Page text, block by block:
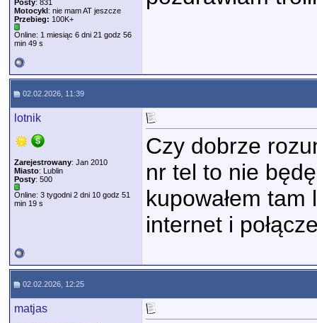
Posty: 831
Motocykl: nie mam AT jeszcze
Przebieg: 100K+
Online: 1 miesiąc 6 dni 21 godz 56
min 49 s
02.02.2026, 11:39
lotnik
Zarejestrowany: Jan 2010
Miasto: Lublin
Posty: 500
Online: 3 tygodni 2 dni 10 godz 51
min 19 s
Czy dobrze
nr tel to nie
kupowałem
internet i
02.02.2026, 12:25
matjas